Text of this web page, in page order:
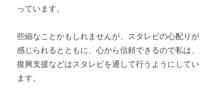
っています。
些細なことかもしれませんが、スタレビの心配りが
感じられるとともに、心から信頼できるので私は、
復興支援などはスタレビを通して行うようにしてい
ます。